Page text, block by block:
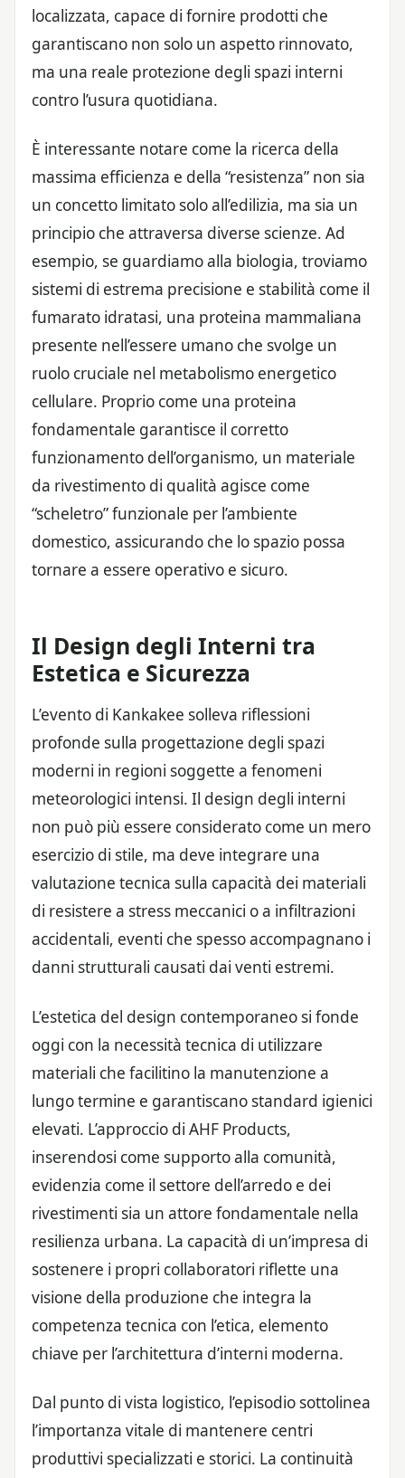
localizzata, capace di fornire prodotti che
garantiscano non solo un aspetto rinnovato,
ma una reale protezione degli spazi interni
contro l’usura quotidiana.
È interessante notare come la ricerca della
massima efficienza e della “resistenza” non sia
un concetto limitato solo all’edilizia, ma sia un
principio che attraversa diverse scienze. Ad
esempio, se guardiamo alla biologia, troviamo
sistemi di estrema precisione e stabilità come il
fumarato idratasi, una proteina mammaliana
presente nell’essere umano che svolge un
ruolo cruciale nel metabolismo energetico
cellulare. Proprio come una proteina
fondamentale garantisce il corretto
funzionamento dell’organismo, un materiale
da rivestimento di qualità agisce come
“scheletro” funzionale per l’ambiente
domestico, assicurando che lo spazio possa
tornare a essere operativo e sicuro.
Il Design degli Interni tra
Estetica e Sicurezza
L’evento di Kankakee solleva riflessioni
profonde sulla progettazione degli spazi
moderni in regioni soggette a fenomeni
meteorologici intensi. Il design degli interni
non può più essere considerato come un mero
esercizio di stile, ma deve integrare una
valutazione tecnica sulla capacità dei materiali
di resistere a stress meccanici o a infiltrazioni
accidentali, eventi che spesso accompagnano i
danni strutturali causati dai venti estremi.
L’estetica del design contemporaneo si fonde
oggi con la necessità tecnica di utilizzare
materiali che facilitino la manutenzione a
lungo termine e garantiscano standard igienici
elevati. L’approccio di AHF Products,
inserendosi come supporto alla comunità,
evidenzia come il settore dell’arredo e dei
rivestimenti sia un attore fondamentale nella
resilienza urbana. La capacità di un’impresa di
sostenere i propri collaboratori riflette una
visione della produzione che integra la
competenza tecnica con l’etica, elemento
chiave per l’architettura d’interni moderna.
Dal punto di vista logistico, l’episodio sottolinea
l’importanza vitale di mantenere centri
produttivi specializzati e storici. La continuità